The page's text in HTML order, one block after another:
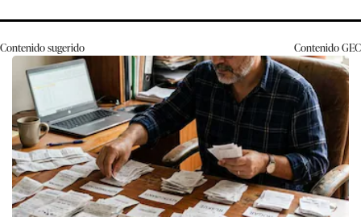
Contenido sugerido ContenidoGEC